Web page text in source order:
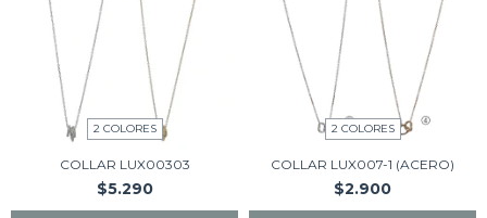
2 COLORES
COLLAR LUX00303
$5.290
2 COLORES
COLLAR LUX007-1 (ACERO)
$2.900